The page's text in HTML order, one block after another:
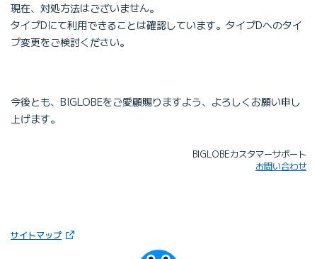
現在、対処方法はございません。
タイプDにて利用できることは確認しています。タイプDへのタイ
プ変更をご検討ください。
今後とも、BIGLOBEをご愛顧賜りますよう、よろしくお願い申し
上げます。
BIGLOBEカスタマーサポート
お問い合わせ
サイトマップ（新しいタブで開きます）
びっぷるのページ